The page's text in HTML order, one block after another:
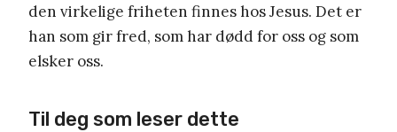
den virkelige friheten finnes hos Jesus. Det er
han som gir fred, som har dødd for oss og som
elsker oss.
Til deg som leser dette